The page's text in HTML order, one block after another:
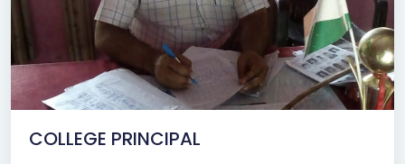
COLLEGE PRINCIPAL